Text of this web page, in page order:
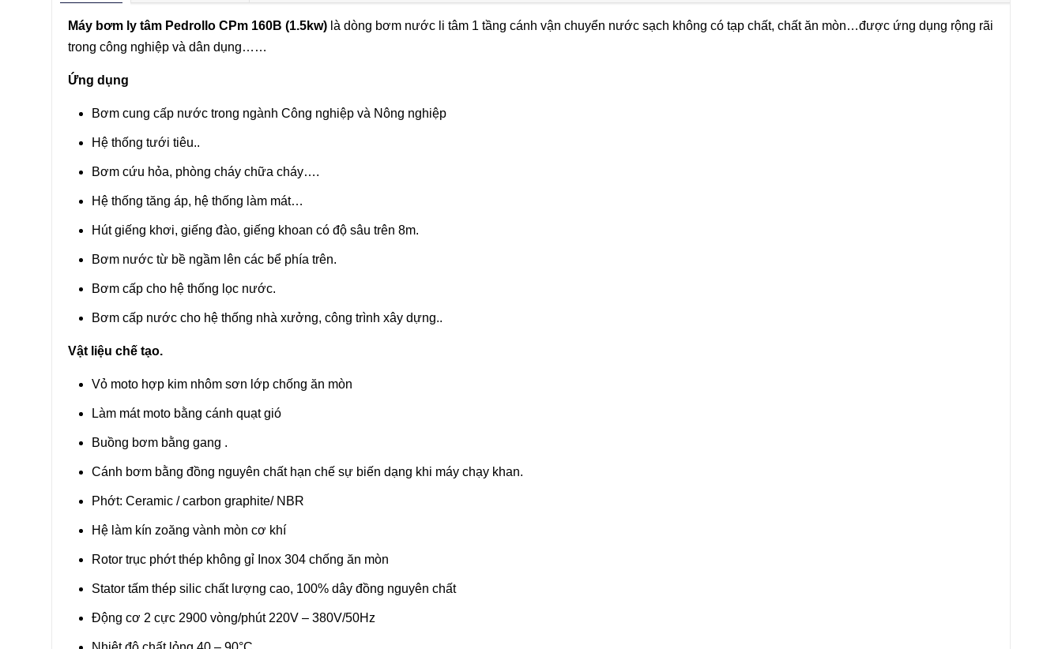
số
lượng
Máy bơm ly tâm Pedrollo CPm 160B (1.5kw) là dòng bơm nước li tâm 1 tầng cánh vận chuyển nước sạch không có tạp chất, chất ăn mòn…được ứng dụng rộng rãi
trong công nghiệp và dân dụng……
Ứng dụng
Bơm cung cấp nước trong ngành Công nghiệp và Nông nghiệp
Hệ thống tưới tiêu..
Bơm cứu hỏa, phòng cháy chữa cháy….
Hệ thống tăng áp, hệ thống làm mát…
Hút giếng khơi, giếng đào, giếng khoan có độ sâu trên 8m.
Bơm nước từ bề ngầm lên các bể phía trên.
Bơm cấp cho hệ thống lọc nước.
Bơm cấp nước cho hệ thống nhà xưởng, công trình xây dựng..
Vật liệu chế tạo.
Vỏ moto hợp kim nhôm sơn lớp chống ăn mòn
Làm mát moto bằng cánh quạt gió
Buồng bơm bằng gang .
Cánh bơm bằng đồng nguyên chất hạn chế sự biến dạng khi máy chạy khan.
Phớt: Ceramic / carbon graphite/ NBR
Hệ làm kín zoăng vành mòn cơ khí
Rotor trục phớt thép không gỉ Inox 304 chống ăn mòn
Stator tấm thép silic chất lượng cao, 100% dây đồng nguyên chất
Động cơ 2 cực 2900 vòng/phút 220V – 380V/50Hz